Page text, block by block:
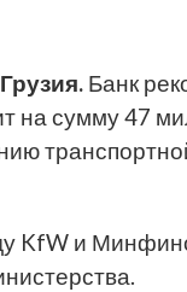
Банк
на сумму 47
KfW и